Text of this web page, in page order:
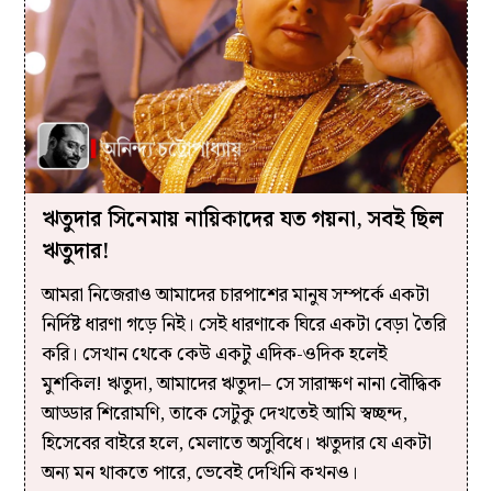
ঋতুদার সিনেমায় নায়িকাদের যত গয়না, সবই ছিল
ঋতুদার!
আমরা নিজেরাও আমাদের চারপাশের মানুষ সম্পর্কে একটা
নির্দিষ্ট ধারণা গড়ে নিই। সেই ধারণাকে ঘিরে একটা বেড়া তৈরি
করি। সেখান থেকে কেউ একটু এদিক-ওদিক হলেই
মুশকিল! ঋতুদা, আমাদের ঋতুদা– সে সারাক্ষণ নানা বৌদ্ধিক
আড্ডার শিরোমণি, তাকে সেটুকু দেখতেই আমি স্বচ্ছন্দ,
হিসেবের বাইরে হলে, মেলাতে অসুবিধে। ঋতুদার যে একটা
অন্য মন থাকতে পারে, ভেবেই দেখিনি কখনও।